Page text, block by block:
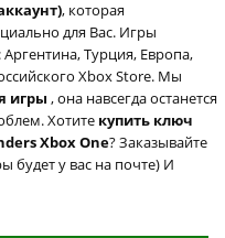
, которая
для Вас. Игры
Турция, Европа,
Xbox Store. Мы
игры , она навсегда останется
Хотите купить ключ
Xbox One? Заказывайте
будет у вас на почте) И